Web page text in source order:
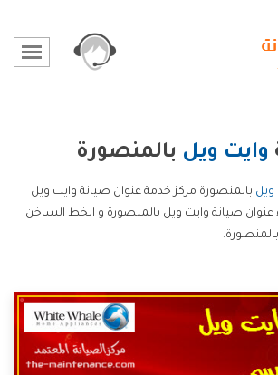
وايت ويل بالمنصورة
ويل بالمنصورة مركز خدمة عنوان صيانة وايت ويل
عنوان صيانة وايت ويل بالمنصورة و الخط الساخن